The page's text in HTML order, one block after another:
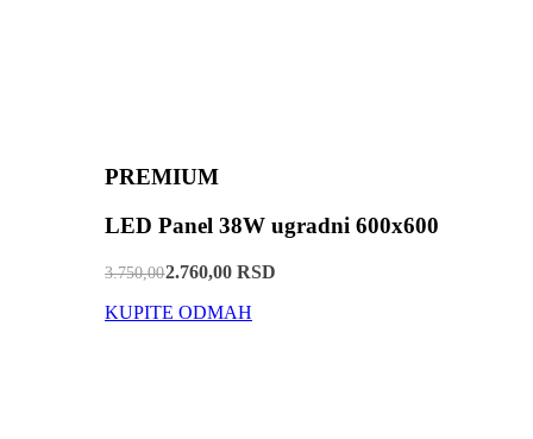
PREMIUM
LED Panel 38W ugradni 600x600
3.750,002.760,00 RSD
KUPITE ODMAH